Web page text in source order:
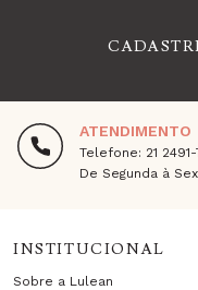
ATENDIMENTO
Telefone: 21
De Segunda à
INSTITUCIONAL
Sobre a Lulean